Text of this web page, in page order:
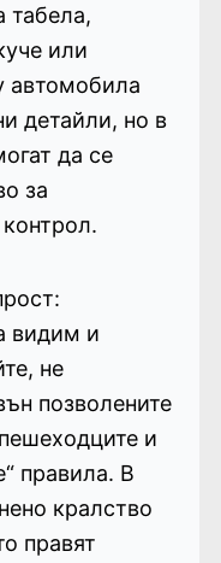
табела,
или
автомобила
детайли, но в
да се
за
видим и
не
позволените
и
правила. В
кралство
правят